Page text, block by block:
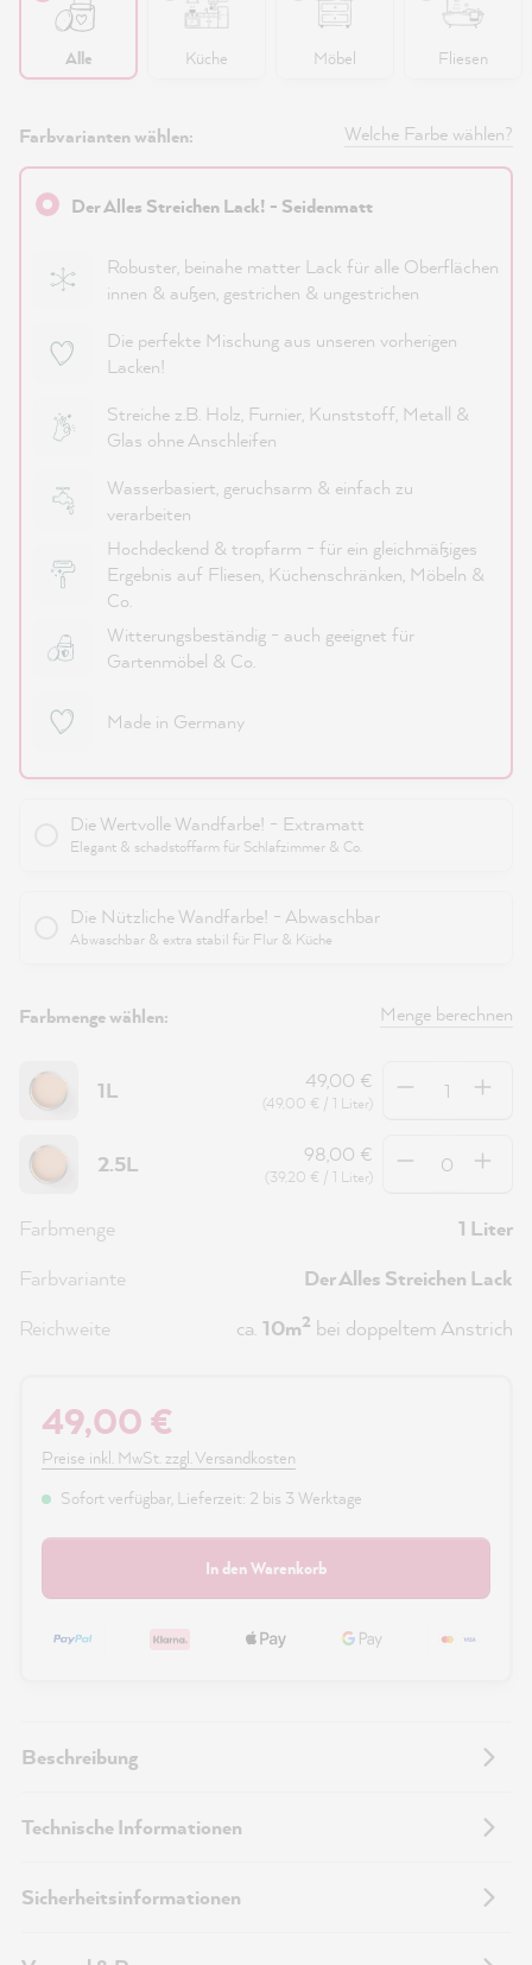
Alle Küche Möbel Fliesen
Farbvarianten wählen: Welche Farbe wählen?
Der Alles Streichen Lack! - Seidenmatt
Robuster, beinahe matter Lack für alle Oberflächen
innen & außen, gestrichen & ungestrichen
Die perfekte Mischung aus unseren vorherigen
Lacken!
Streiche z.B. Holz, Furnier, Kunststoff, Metall &
Glas ohne Anschleifen
Wasserbasiert, geruchsarm & einfach zu
verarbeiten
Hochdeckend & tropfarm - für ein gleichmäßiges
Ergebnis auf Fliesen, Küchenschränken, Möbeln &
Co.
Witterungsbeständig - auch geeignet für
Gartenmöbel & Co.
Made in Germany
Die Wertvolle Wandfarbe! - Extramatt
Elegant & schadstoffarm für Schlafzimmer & Co.
Die Nützliche Wandfarbe! - Abwaschbar
Abwaschbar & extra stabil für Flur & Küche
Farbmenge wählen: Menge berechnen
1L 49,00 €
(49,00 € / 1 Liter)
2.5L 98,00 €
(39,20 € / 1 Liter)
Farbmenge
1 Liter
Farbvariante
Der Alles Streichen Lack
Reichweite
ca. 10m2 bei doppeltem Anstrich
49,00 €
Preise inkl. MwSt. zzgl. Versandkosten
Sofort verfügbar, Lieferzeit: 2 bis 3 Werktage
In den Warenkorb
Beschreibung
Technische Informationen
Sicherheitsinformationen